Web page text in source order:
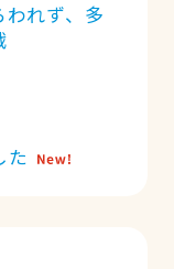
れず、多
た